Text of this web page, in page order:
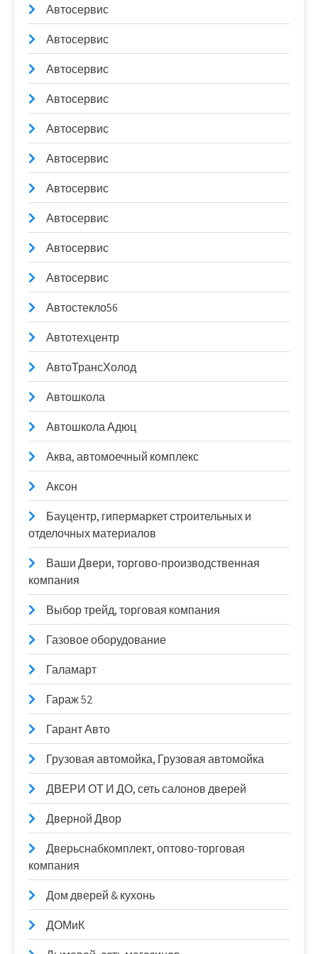
Автосервис
Автосервис
Автосервис
Автосервис
Автосервис
Автосервис
Автосервис
Автосервис
Автосервис
Автосервис
Автостекло56
Автотехцентр
АвтоТрансХолод
Автошкола
Автошкола Адюц
Аква, автомоечный комплекс
Аксон
Бауцентр, гипермаркет строительных и
отделочных материалов
Ваши Двери, торгово-производственная
компания
Выбор трейд, торговая компания
Газовое оборудование
Галамарт
Гараж 52
Гарант Авто
Грузовая автомойка, Грузовая автомойка
ДВЕРИ ОТ И ДО, сеть салонов дверей
Дверной Двор
Дверьснабкомплект, оптово-торговая
компания
Дом дверей & кухонь
ДОМиК